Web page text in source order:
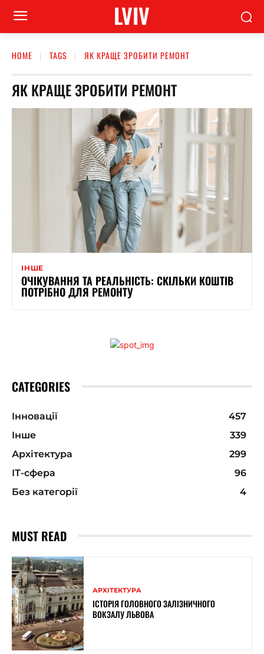
LVIV
HOME TAGS ЯК КРАЩЕ ЗРОБИТИ РЕМОНТ
ЯК КРАЩЕ ЗРОБИТИ РЕМОНТ
ІНШЕ
ОЧІКУВАННЯ ТА РЕАЛЬНІСТЬ: СКІЛЬКИ КОШТІВ
ПОТРІБНО ДЛЯ РЕМОНТУ
CATEGORIES
Інновації
457
Інше
339
Архітектура
299
ІТ-сфера
96
Без категорії
4
MUST READ
АРХІТЕКТУРА
ІСТОРІЯ ГОЛОВНОГО ЗАЛІЗНИЧНОГО
ВОКЗАЛУ ЛЬВОВА